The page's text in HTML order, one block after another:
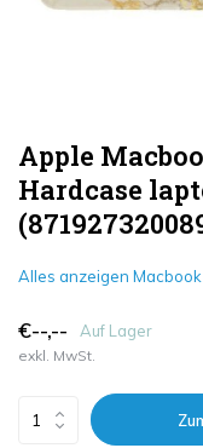
Apple
Hardcase
Alles anzeigen Macbook
€--,-- Auf Lager
exkl. MwSt.